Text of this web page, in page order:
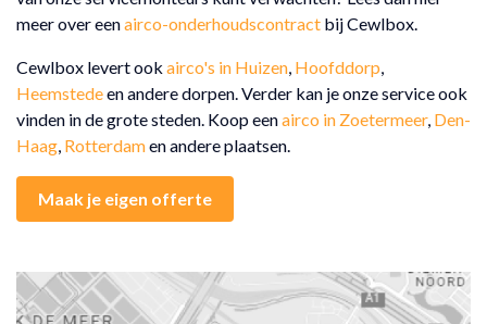
meer over eenairco-onderhoudscontract bij Cewlbox.
Cewlbox levert ook airco's in Huizen, Hoofddorp,
Heemstedeen andere dorpen. Verder kan je onze service ook
vinden in de grote steden. Koop eenairco in Zoetermeer, Den-
Haag, Rotterdamen andere plaatsen.
Maak je eigen offerte